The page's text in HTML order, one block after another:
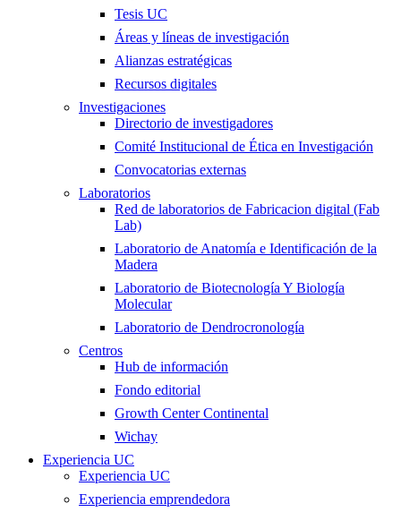
Tesis UC
Áreas y líneas de investigación
Alianzas estratégicas
Recursos digitales
Investigaciones
Directorio de investigadores
Comité Institucional de Ética en Investigación
Convocatorias externas
Laboratorios
Red de laboratorios de Fabricacion digital (Fab
Lab)
Laboratorio de Anatomía e Identificación de la
Madera
Laboratorio de Biotecnología Y Biología
Molecular
Laboratorio de Dendrocronología
Centros
Hub de información
Fondo editorial
Growth Center Continental
Wichay
Experiencia UC
Experiencia UC
Experiencia emprendedora